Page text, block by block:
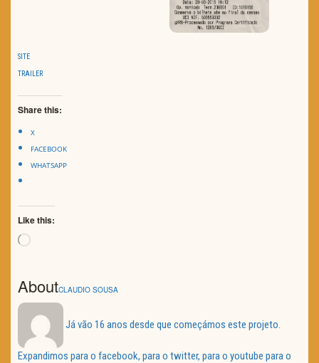
SITE
TRAILER
Share this:
X
FACEBOOK
WHATSAPP
Like this:
Loading…
AboutCLAUDIO SOUSA
Já vão 16 anos desde que começámos este projeto.
Expandimos para o facebook, para o twitter, para o youtube para o